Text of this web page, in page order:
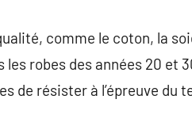
comme le coton, la
robes des années 20 et
de résister à l’épreuve du